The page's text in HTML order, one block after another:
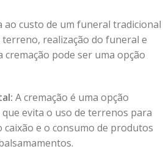
ao custo de um funeral tradicional
realização do funeral e
pode ser uma opção
A cremação é uma opção
evita o uso de terrenos para
e o consumo de produtos